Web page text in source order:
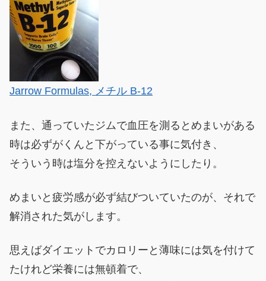
Jarrow Formulas, メチル B-12
また、通っていたジムで血圧を測るとめまいがある
時は必ずがくんと下がっている事に気付き、
そういう時は塩分を控えないようにしたり。
めまいと疲労感が必ず結びついていたのが、それで
解消された気がします。
思えばダイエットでカロリーと薄味には気を付けて
たけれど栄養には無頓着で、